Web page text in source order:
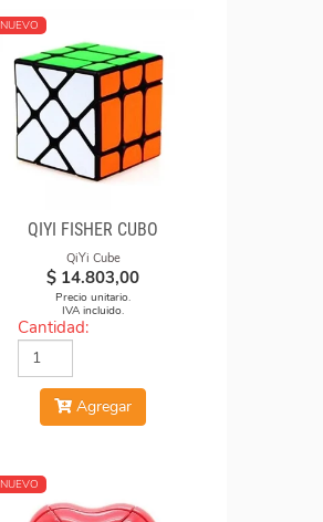
NUEVO
QIYI FISHER CUBO
QiYi Cube
$ 14.803,00
Precio unitario.
IVA incluido.
Cantidad:
Agregar
NUEVO